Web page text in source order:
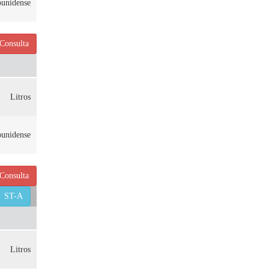
Consulta
Litros
Consulta
ST-A
Litros